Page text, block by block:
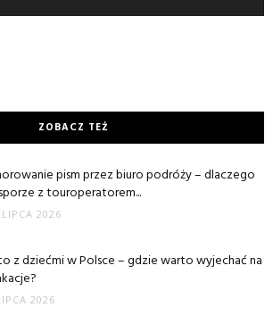
ZOBACZ TEŻ
pism przez biuro podróży – dlaczego
z touroperatorem...
2026
z dziećmi w Polsce – gdzie warto wyjechać na
2026